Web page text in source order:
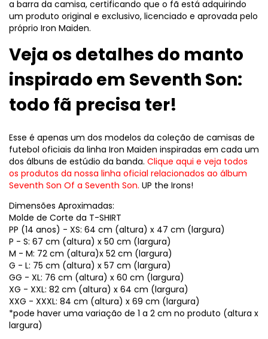
a barra da camisa, certificando que o fã está adquirindo
um produto original e exclusivo, licenciado e aprovada pelo
próprio Iron Maiden.
Veja os detalhes do manto
inspirado em Seventh Son:
todo fã precisa ter!
Esse é apenas um dos modelos da coleção de camisas de
futebol oficiais da linha Iron Maiden inspiradas em cada um
dos álbuns de estúdio da banda. Clique aqui e veja todos
os produtos da nossa linha oficial relacionados ao álbum
Seventh Son Of a Seventh Son. UP the Irons!
Dimensões Aproximadas:
Molde de Corte da T-SHIRT
PP (14 anos) - XS: 64 cm (altura) x 47 cm (largura)
P - S: 67 cm (altura) x 50 cm (largura)
M - M: 72 cm (altura)x 52 cm (largura)
G - L: 75 cm (altura) x 57 cm (largura)
GG - XL: 76 cm (altura) x 60 cm (largura)
XG - XXL: 82 cm (altura) x 64 cm (largura)
XXG - XXXL: 84 cm (altura) x 69 cm (largura)
*pode haver uma variação de 1 a 2 cm no produto (altura x
largura)